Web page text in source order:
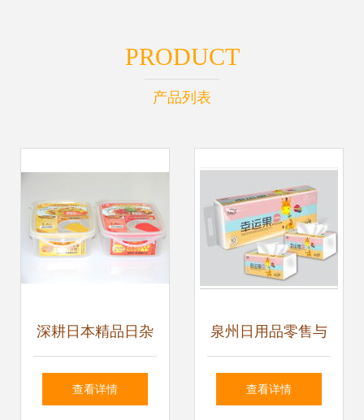
PRODUCT
产品列表
深耕日本精品日杂
——来料加工全出
查看详情
泉州日用品零售与
日用杂品销售的发
查看详情